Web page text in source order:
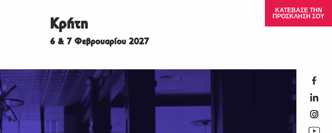
Κρήτη
6 & 7 Φεβρουαρίου 2027
ΚΑΤΕΒΑΣΕ ΤΗΝ
ΠΡΟΣΚΛΗΣΗ ΣΟΥ